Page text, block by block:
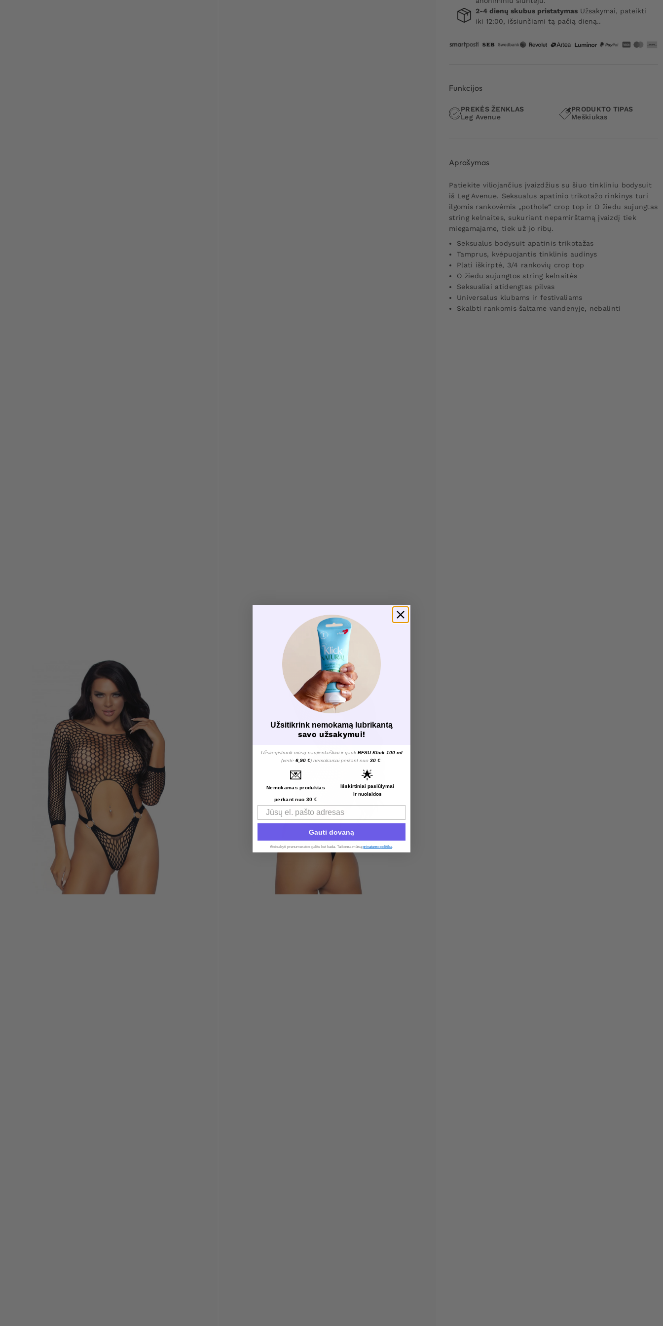
2-4 dienų skubus pristatymas Užsakymai, pateikti
iki 12:00, išsiunčiami tą pačią dieną..
Funkcijos
PREKĖS ŽENKLAS
Leg Avenue
PRODUKTO TIPAS
Meškiukas
Aprašymas
Patiekite viliojančius įvaizdžius su šiuo tinkliniu bodysuit
iš Leg Avenue. Seksualus apatinio trikotažo rinkinys turi
ilgomis rankovėmis „pothole“ crop top ir O žiedu sujungtas
string kelnaites, sukuriant nepamirštamą įvaizdį tiek
miegamajame, tiek už jo ribų.
Seksualus bodysuit apatinis trikotažas
Tamprus, kvėpuojantis tinklinis audinys
Plati iškirptė, 3/4 rankovių crop top
O žiedu sujungtos string kelnaitės
Seksualiai atidengtas pilvas
Universalus klubams ir festivaliams
Skalbti rankomis šaltame vandenyje, nebalinti
Užsitikrink nemokamą lubrikantą
savo užsakymui!
Užsiregistruok mūsų naujienlaiškiui ir gauk RFSU Klick 100 ml
(vertė 6,90 €) nemokamai perkant nuo 30 €
💌
Nemokamas produktas
perkant nuo 30 €
🌟
Išskirtiniai pasiūlymai
ir nuolaidos
Email
Gauti dovaną
Atsisakyti prenumeratos galite bet kada. Taikoma mūsų privatumo politika.​